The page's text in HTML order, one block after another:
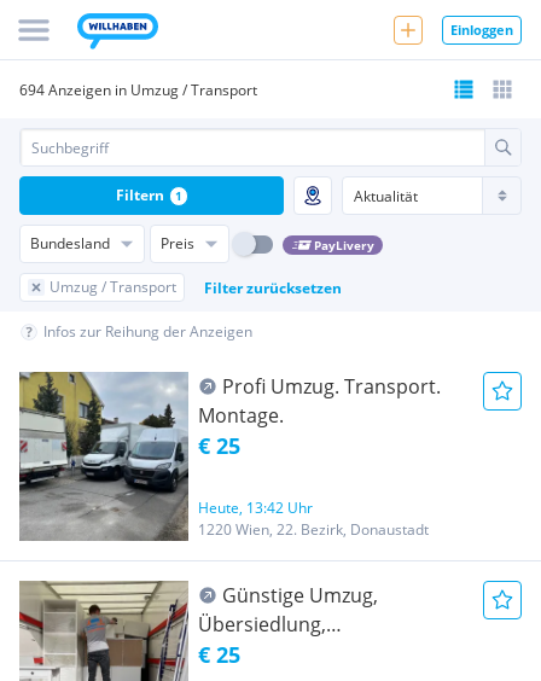
Einloggen
694 Anzeigen in Umzug / Transport
Bundesland Preis PayLivery
Umzug / Transport Filter zurücksetzen
Filtern 1
Infos zur Reihung der Anzeigen
Profi Umzug. Transport.
Montage.
€ 25
Heute, 13:42 Uhr
1220 Wien, 22. Bezirk, Donaustadt
Günstige Umzug,
Übersiedlung,
Möbeltransport,
€ 25